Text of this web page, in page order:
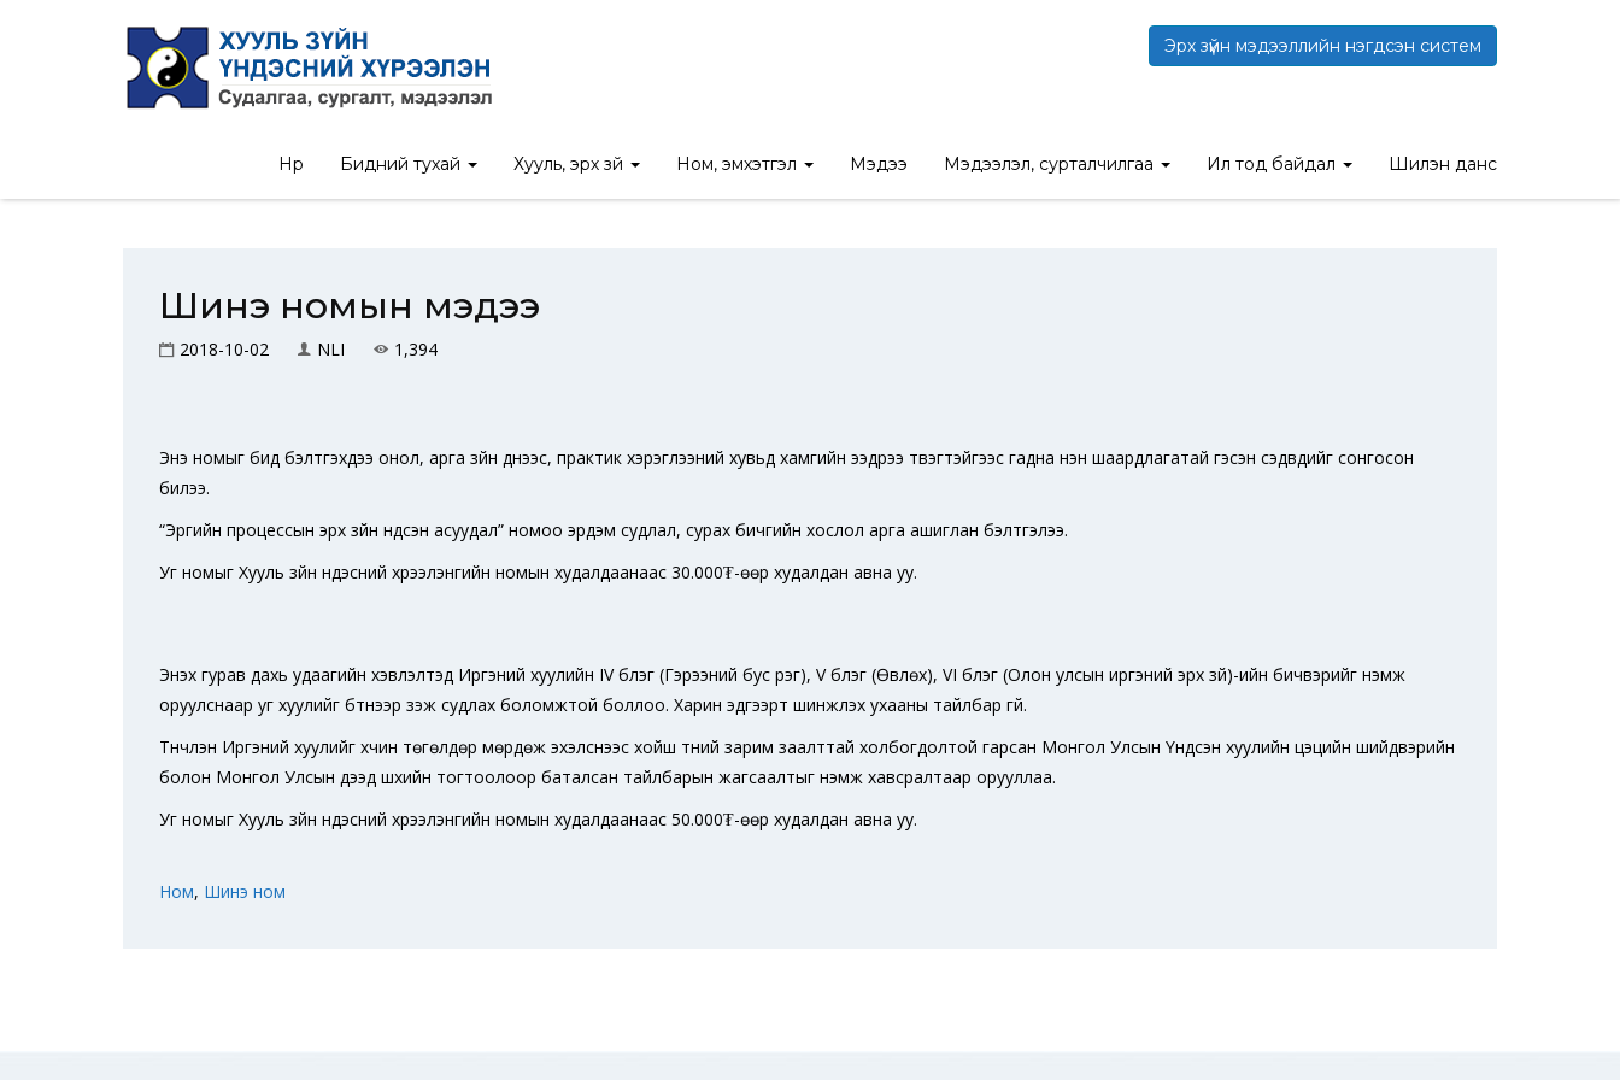
Эрх зүйн мэдээллийн нэгдсэн систем
Нүүр Бидний тухай Хууль, эрх зүй Ном, эмхэтгэл Мэдээ Мэдээлэл, сурталчилгаа Ил тод байдал Шилэн данс
Нүүр / Ном / Шинэ номын мэдээ
Шинэ номын мэдээ
2018-10-02 NLI 1,394
Энэ номыг бид бэлтгэхдээ онол, арга зүйн үүднээс, практик хэрэглээний хувьд хамгийн ээдрээ түвэгтэйгээс гадна нэн шаардлагатай гэсэн сэдвүүдийг сонгосон
билээ.
“Эрүүгийн процессын эрх зүйн үндсэн асуудал” номоо эрдэм судлал, сурах бичгийн хослол арга ашиглан бэлтгэлээ.
Уг номыг Хууль зүйн үндэсний хүрээлэнгийн номын худалдаанаас 30.000₮-өөр худалдан авна уу.
Энэхүү гурав дахь удаагийн хэвлэлтэд Иргэний хуулийн IV бүлэг (Гэрээний бус үүрэг), V бүлэг (Өвлөх), VI бүлэг (Олон улсын иргэний эрх зүй)-ийн бичвэрийг нэмж
оруулснаар уг хуулийг бүтнээр үзэж судлах боломжтой боллоо. Харин эдгээрт шинжлэх ухааны тайлбар үгүй.
Түүнчлэн Иргэний хуулийг хүчин төгөлдөр мөрдөж эхэлснээс хойш түүний зарим заалттай холбогдолтой гарсан Монгол Улсын Үндсэн хуулийн цэцийн шийдвэрийн
болон Монгол Улсын дээд шүүхийн тогтоолоор баталсан тайлбарын жагсаалтыг нэмж хавсралтаар орууллаа.
Уг номыг Хууль зүйн үндэсний хүрээлэнгийн номын худалдаанаас 50.000₮-өөр худалдан авна уу.
Ном, Шинэ ном